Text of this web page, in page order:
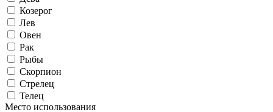
Козерог
Лев
Овен
Рак
Рыбы
Скорпион
Стрелец
Телец
Место использования